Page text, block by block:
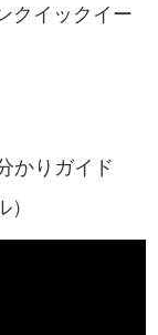
クイックイー
かりガイド